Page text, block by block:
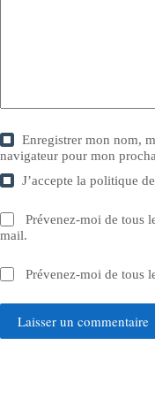
Enregistrer mon nom,
navigateur pour mon
J’accepte lapolitique
Prévenez-moi de tous
mail.
Prévenez-moi de tous
Laisser un commentaire